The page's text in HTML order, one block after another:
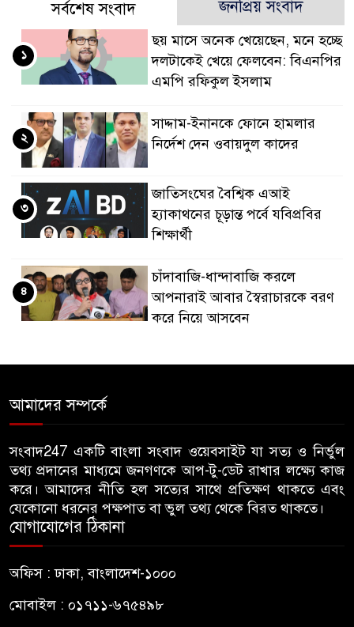
সর্বশেষ সংবাদ জনপ্রিয় সংবাদ
ছয় মাসে অনেক খেয়েছেন, মনে হচ্ছে
দলটাকেই খেয়ে ফেলবেন: বিএনপির
এমপি রফিকুল ইসলাম
১
সাদ্দাম-ইনানকে ফোনে হামলার
নির্দেশ দেন ওবায়দুল কাদের
২
জাতিসংঘের বৈশ্বিক এআই
হ্যাকাথনের চূড়ান্ত পর্বে যবিপ্রবির
শিক্ষার্থী
৩
চাঁদাবাজি-ধান্দাবাজি করলে
আপনারাই আবার স্বৈরাচারকে বরণ
করে নিয়ে আসবেন
৪
জামায়াতের কর্মসূচিতে বিএনপির
হামলা, ভিডিও করায় সাংবাদিককে
মারধর
সাবেক শিবির সভাপতির কড়া বার্তা
৭
জাবির আল-বেরুনী হলে আটক
আমাদের সম্পর্কে
সংবাদ247 একটি বাংলা সংবাদ ওয়েবসাইট যা সত্য ও নির্ভুল
তথ্য প্রদানের মাধ্যমে জনগণকে আপ-টু-ডেট রাখার লক্ষ্যে কাজ
করে। আমাদের নীতি হল সত্যের সাথে প্রতিক্ষণ থাকতে এবং
যেকোনো ধরনের পক্ষপাত বা ভুল তথ্য থেকে বিরত থাকতে।
যোগাযোগের ঠিকানা
অফিস : ঢাকা, বাংলাদেশ-১০০০
মোবাইল : ০১৭১১-৬৭৫৪৯৮